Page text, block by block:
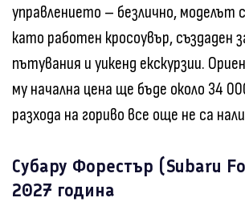
управлението – безлично, моделът
като работен кросоувър, създаден
пътувания и уикенд екскурзии.
му начална цена ще бъде около 34
разхода на гориво все още не са
Субару Форестър (Subaru
2027 година